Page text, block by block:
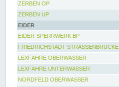
ZERBEN OP
ZERBEN UP
EIDER
EIDER-SPERRWERK BP
FRIEDRICHSTADT STRASSENBRÜCKE
LEXFÄHRE OBERWASSER
LEXFÄHRE UNTERWASSER
NORDFELD OBERWASSER